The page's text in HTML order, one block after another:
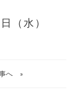
（水）
へ »